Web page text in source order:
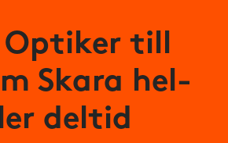
Optiker till
Skara hel-
deltid